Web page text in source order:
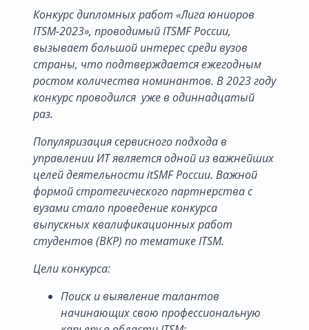
Конкурс дипломных работ «Лига юниоров
ITSM-2023», проводимый ITSMF России,
вызывает большой интерес среди вузов
страны, что подтверждается ежегодным
ростом количества номинантов. В 2023 году
конкурс проводился уже в одиннадцатый
раз.
Популяризация сервисного подхода в
управлении ИТ является одной из важнейших
целей деятельности itSMF России. Важной
формой стратегического партнерства с
вузами стало проведение конкурса
выпускных квалификационных работ
студентов (ВКР) по тематике ITSM.
Цели конкурса:
Поиск и выявление талантов
начинающих свою профессиональную